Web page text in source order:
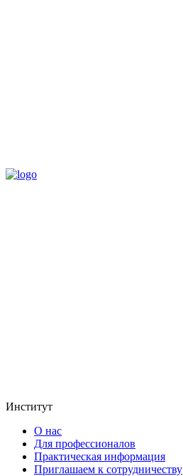
Институт
О нас
Для профессионалов
Практическая информация
Приглашаем к сотрудничеству